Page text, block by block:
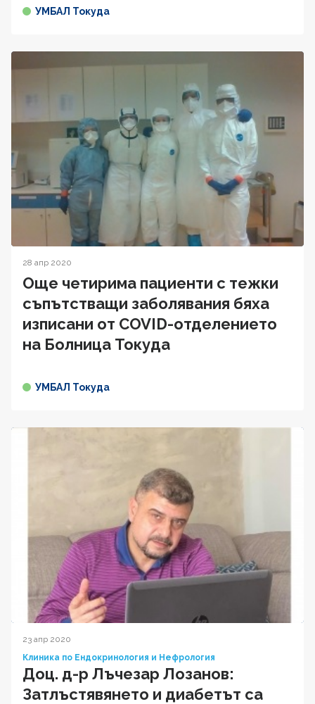
УМБАЛ Токуда
28 апр 2020
Още четирима пациенти с тежки
съпътстващи заболявания бяха
изписани от COVID-отделението
на Болница Токуда
УМБАЛ Токуда
23 апр 2020
Клиника по Ендокринология и Нефрология
Доц. д-р Лъчезар Лозанов:
Затлъстявянето и диабетът са